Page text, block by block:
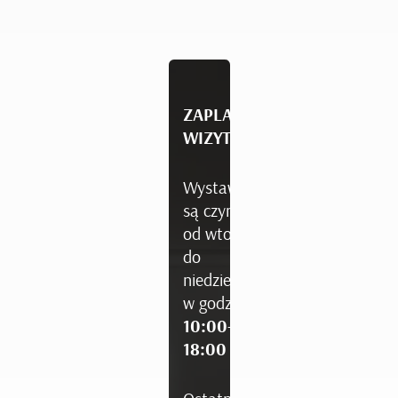
ZAPLANUJ
WIZYTĘ
Wystawy
są czynne
od wtorku
do
niedzieli
w godzinach
10:00-
18:00